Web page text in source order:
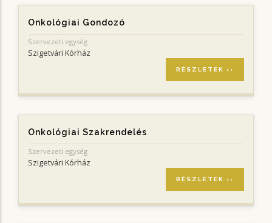
Onkológiai Gondozó
Szervezeti egység
Szigetvári Kórház
RÉSZLETEK ››
Onkológiai Szakrendelés
Szervezeti egység
Szigetvári Kórház
RÉSZLETEK ››